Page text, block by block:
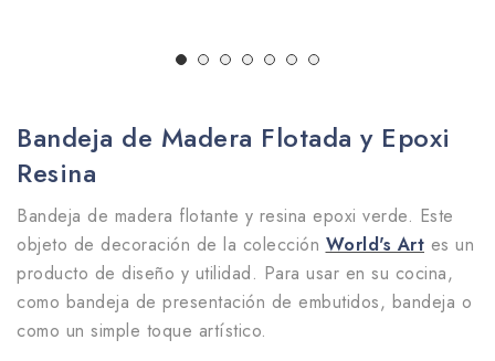
Bandeja de Madera Flotada y Epoxi
Resina
Bandeja de madera flotante y resina epoxi verde. Este
objeto de decoración de la colección World's Art es un
producto de diseño y utilidad. Para usar en su cocina,
como bandeja de presentación de embutidos, bandeja o
como un simple toque artístico.